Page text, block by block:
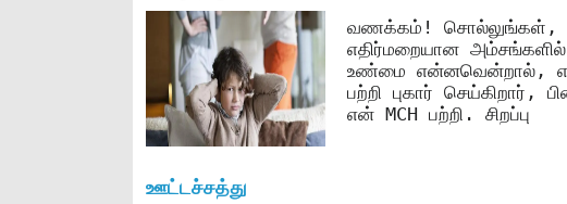
வணக்கம்! சொல்லுங்கள்,
எதிர்மறையான
உண்மை என்னவென்றால்,
பற்றி புகார்
என் MCH பற்றி. சிறப்பு
ஊட்டச்சத்து